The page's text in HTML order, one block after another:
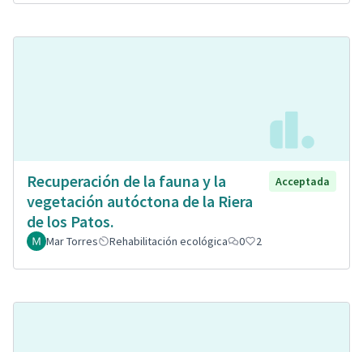
Recuperación de la fauna y la
vegetación autóctona de la Riera
de los Patos.
Acceptada
Mar Torres Rehabilitación ecológica 0 2